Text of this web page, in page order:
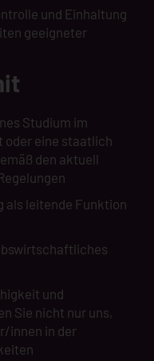
und Einhaltung
geeigneter
Studium im
oder eine staatlich
den aktuell
als leitende Funktion
und
Sie nicht nur uns,
innen in der